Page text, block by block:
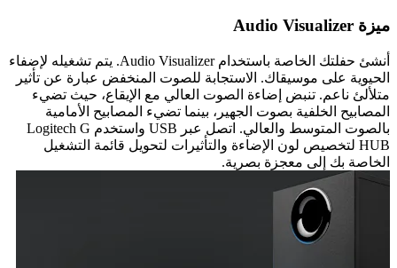
ميزة Audio Visualizer
أنشئ حفلتك الخاصة باستخدام Audio Visualizer. يتم تشغيله لإضفاء
الحيوية على موسيقاك. الاستجابة للصوت المنخفض عبارة عن تأثير
متلألئ ناعم. تنبض إضاءة الصوت العالي مع الإيقاع، حيث تضيء
المصابيح الخلفية بصوت الجهير، بينما تضيء المصابيح الأمامية
بالصوت المتوسط ​​والعالي. اتصل عبر USB واستخدم Logitech G
HUB لتخصيص لون الإضاءة والتأثيرات لتحويل قائمة التشغيل
الخاصة بك إلى معجزة بصرية.